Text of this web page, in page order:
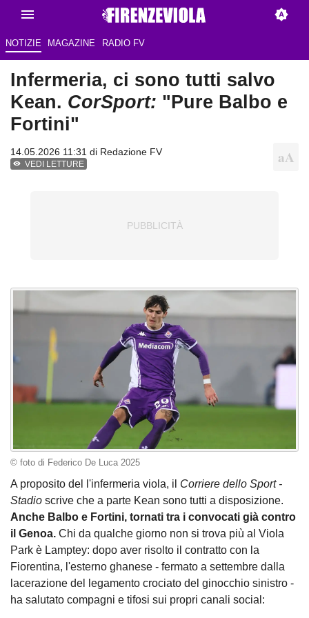
NOTIZIE MAGAZINE RADIO FV
Infermeria, ci sono tutti salvo
Kean. CorSport: "Pure Balbo e
Fortini"
14.05.2026 11:31 di Redazione FV
VEDI LETTURE
© foto di Federico De Luca 2025
A proposito del l'infermeria viola, il Corriere dello Sport -
Stadio scrive che a parte Kean sono tutti a disposizione.
Anche Balbo e Fortini, tornati tra i convocati già contro
il Genoa. Chi da qualche giorno non si trova più al Viola
Park è Lamptey: dopo aver risolto il contratto con la
Fiorentina, l'esterno ghanese - fermato a settembre dalla
lacerazione del legamento crociato del ginocchio sinistro -
ha salutato compagni e tifosi sui propri canali social: